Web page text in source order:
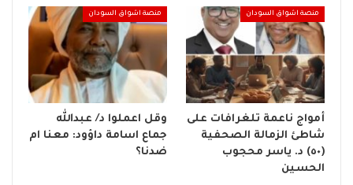
منصة اشواق السودان
أمواج ناعمة تلغرافات على
شاطئ الزمالة الصحفية
(٥٠) د. ياسر محجوب
الحسين
منصة اشواق السودان
وقل اعملوا د/ عبدالله
جماع اسامة داؤود: معنا ام
ضدنا؟